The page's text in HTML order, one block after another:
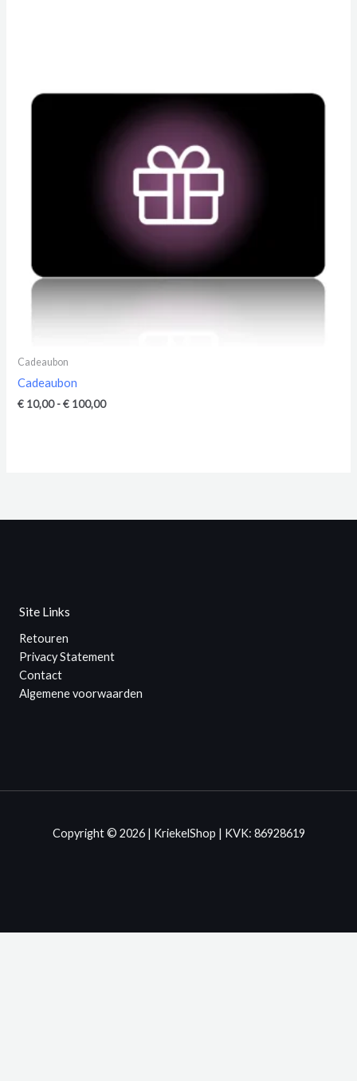
Cadeaubon
Cadeaubon
€ 10,00 - € 100,00Prijsklasse:
Site Links
Retouren
Privacy Statement
Contact
Algemene voorwaarden
Copyright © 2026 | KriekelShop | KVK: 86928619